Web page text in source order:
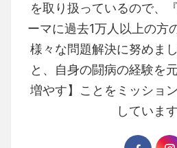
を取り扱っているので、
ーマに過去1万人以上の方
様々な問題解決に努めま
と、自身の闘病の経験を
増やす】ことをミッショ
しています